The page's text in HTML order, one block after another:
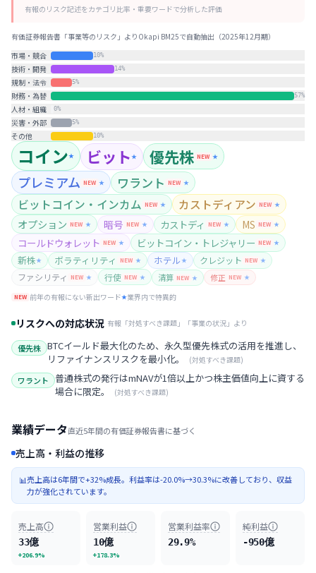
有報のリスク記述をカテゴリ比率・重要ワードで分析した評価
有価証券報告書「事業等のリスク」よりOkapi BM25で自動抽出（2025年12月期）
市場・競合
10%
技術・開発 14%
規制・法令 5%
財務・為替 57%
人材・組織 0%
災害・外部 5%
その他 10%
コイン★ ビット★ 優先株 NEW ★
プレミアム NEW ★ ワラント NEW ★
ビットコイン・インカム NEW ★ カストディアン NEW ★
オプション NEW ★ 暗号 NEW ★ カストディ NEW ★ MS NEW ★
コールドウォレット NEW ★ ビットコイン・トレジャリー NEW ★
新株★ ボラティリティ NEW ★ ホテル★ クレジット NEW ★
ファシリティ NEW ★ 行使 NEW ★ 清算 NEW ★ 修正 NEW ★
NEW 前年の有報にない新出ワード★業界内で特異的
リスクへの対応状況 有報「対処すべき課題」「事業の状況」より
優先株 BTCイールド最大化のため、永久型優先株式の活用を推進し、
リファイナンスリスクを最小化。
(対処すべき課題)
ワラント
普通株式の発行はmNAVが1倍以上かつ株主価値向上に資する
場合に限定。
(対処すべき課題)
業績データ直近5年間の有価証券報告書に基づく
売上高・利益の推移
📊売上高は6年間で+32%成長。利益率は-20.0%→30.3%に改善しており、収益
力が強化されています。
売上高
33億
+206.9%
営業利益
10億
+178.3%
営業利益率
29.9%
純利益
-950億